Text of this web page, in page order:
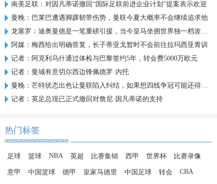
南美足联：对因凡蒂诺撤回“国际足联前进企业计划”提案表示欢迎
曼晚：巴莱巴遭遇脚踝韧带伤势，曼联今夏大概率不会继续追求他
龙塞罗：迪奥曼德是一笔重磅引援，当今皇马坐拥世界独一档攻击线
阿媒：梅西给出明确答复，长子蒂亚戈暂时不会前往拉玛西亚青训
记者：阿克利乌什通过体检与巴黎签约5年，转会费5000万欧元
记者：曼城有意切尔西边锋佩德罗·内托
曼晚：芒特状态出色让曼联陷入纠结，如果想四线争冠可能还得买人
记者：英足总现已正式撤回对詹尼·因凡蒂诺的支持
热门标签
足球 篮球 NBA 英超 比赛集锦 西甲 世界杯 比赛录像
意甲 中国篮球 德甲 皇家马德里 中国足球 转会 CBA